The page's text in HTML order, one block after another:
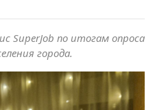
SuperJob по итогам опроса
города.